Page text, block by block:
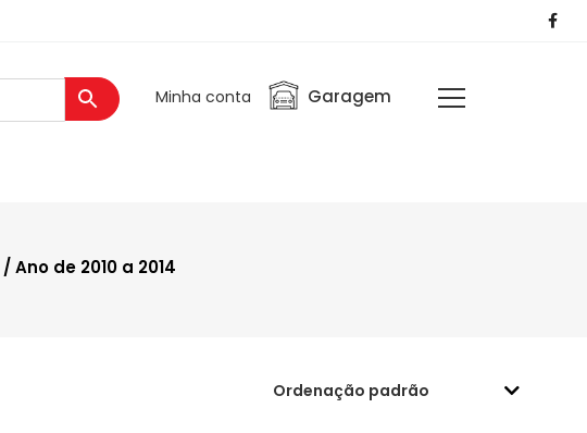
Minha conta Garagem
/ Ano de 2010 a 2014